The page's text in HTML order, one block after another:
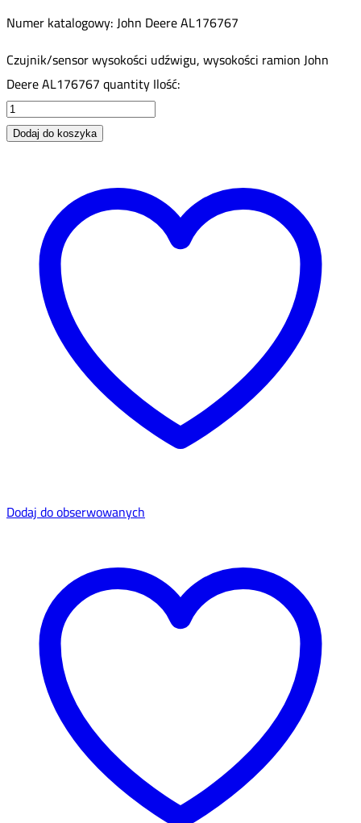
Numer katalogowy: John Deere AL176767
Czujnik/sensor wysokości udźwigu, wysokości ramion John
Deere AL176767 quantityIlość:
Dodaj do koszyka
Dodaj do obserwowanych